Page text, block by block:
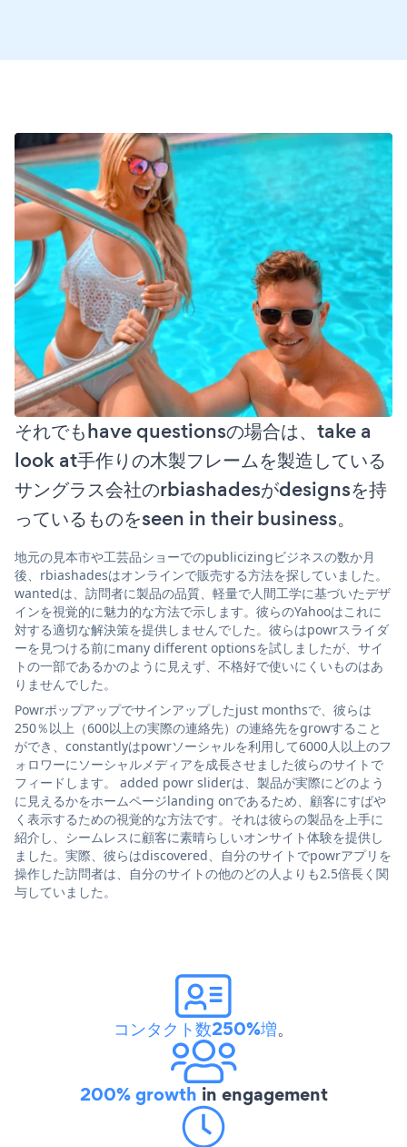
それでもhave questionsの場合は、take a
look at手作りの木製フレームを製造している
サングラス会社のrbiashadesがdesignsを持
っているものをseen in their business。
地元の見本市や工芸品ショーでのpublicizingビジネスの数か月
後、rbiashadesはオンラインで販売する方法を探していました。
wantedは、訪問者に製品の品質、軽量で人間工学に基づいたデザ
インを視覚的に魅力的な方法で示します。彼らのYahooはこれに
対する適切な解決策を提供しませんでした。彼らはpowrスライダ
ーを見つける前にmany different optionsを試しましたが、サイ
トの一部であるかのように見えず、不格好で使いにくいものはあ
りませんでした。
Powrポップアップでサインアップしたjust monthsで、彼らは
250％以上（600以上の実際の連絡先）の連絡先をgrowすること
ができ、constantlyはpowrソーシャルを利用して6000人以上のフ
ォロワーにソーシャルメディアを成長させました彼らのサイトで
フィードします。 added powr sliderは、製品が実際にどのよう
に見えるかをホームページlanding onであるため、顧客にすばや
く表示するための視覚的な方法です。それは彼らの製品を上手に
紹介し、シームレスに顧客に素晴らしいオンサイト体験を提供し
ました。実際、彼らはdiscovered、自分のサイトでpowrアプリを
操作した訪問者は、自分のサイトの他のどの人よりも2.5倍長く関
与していました。
コンタクト数250%増。
200% growth in engagement